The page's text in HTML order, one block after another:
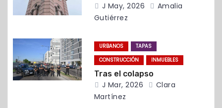
e
e
n
t
J May, 2026
Amalia
Gutiérrez
URBANOS
TAPAS
CONSTRUCCIÓN
INMUEBLES
Tras el colapso
J Mar, 2026
Clara
Martínez